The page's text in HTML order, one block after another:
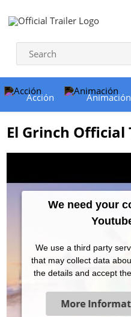
Acción Animación
El Grinch
We need your
We use a third party
that may collect data
the details and accept
More